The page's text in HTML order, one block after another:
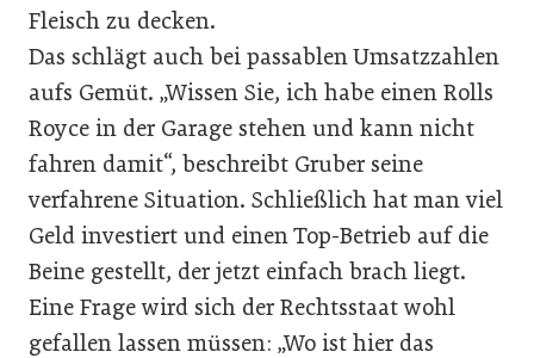
Fleisch zu decken.
Das schlägt auch bei passablen Umsatzzahlen
aufs Gemüt. „Wissen Sie, ich habe einen Rolls
Royce in der Garage stehen und kann nicht
fahren damit“, beschreibt Gruber seine
verfahrene Situation. Schließlich hat man viel
Geld investiert und einen Top-Betrieb auf die
Beine gestellt, der jetzt einfach brach liegt.
Eine Frage wird sich der Rechtsstaat wohl
gefallen lassen müssen: „Wo ist hier das